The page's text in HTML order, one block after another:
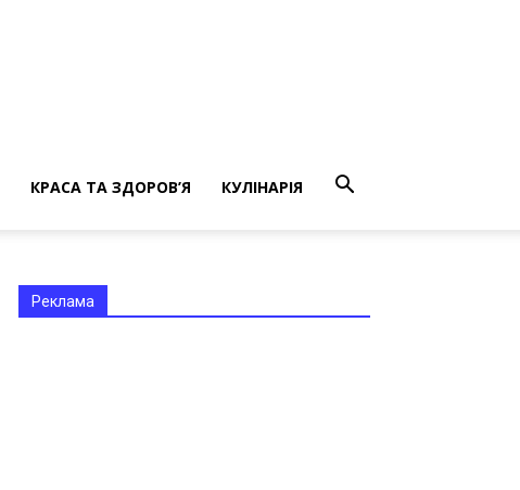
КРАСА ТА ЗДОРОВ’Я КУЛІНАРІЯ
Реклама